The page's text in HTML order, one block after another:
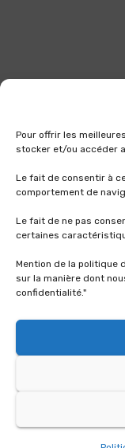
Pour offrir les
stocker et/ou accéder
Le fait de consentir à
comportement de
Le fait de ne pas
certaines
Mention de la politique
sur la manière dont
confidentialité."